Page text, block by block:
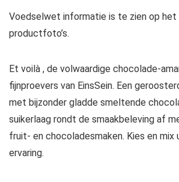
Voedselwet informatie is te zien op
productfoto’s.
Et voilà , de volwaardige chocolade-
fijnproevers van EinsSein. Een
met bijzonder gladde smeltende
suikerlaag rondt de smaakbeleving af
fruit- en chocoladesmaken. Kies en mix
ervaring.